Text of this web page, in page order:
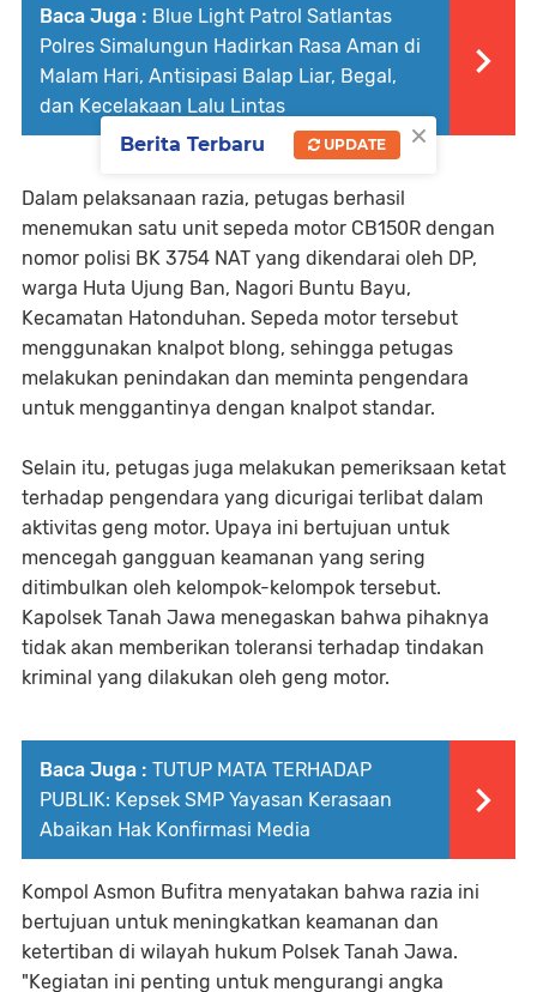
Baca Juga : Blue Light Patrol Satlantas
Polres Simalungun Hadirkan Rasa Aman di
Malam Hari, Antisipasi Balap Liar, Begal,
dan Kecelakaan Lalu Lintas
Dalam pelaksanaan razia, petugas berhasil
menemukan satu unit sepeda motor CB150R dengan
nomor polisi BK 3754 NAT yang dikendarai oleh DP,
warga Huta Ujung Ban, Nagori Buntu Bayu,
Kecamatan Hatonduhan. Sepeda motor tersebut
menggunakan knalpot blong, sehingga petugas
melakukan penindakan dan meminta pengendara
untuk menggantinya dengan knalpot standar.
Selain itu, petugas juga melakukan pemeriksaan ketat
terhadap pengendara yang dicurigai terlibat dalam
aktivitas geng motor. Upaya ini bertujuan untuk
mencegah gangguan keamanan yang sering
ditimbulkan oleh kelompok-kelompok tersebut.
Kapolsek Tanah Jawa menegaskan bahwa pihaknya
tidak akan memberikan toleransi terhadap tindakan
kriminal yang dilakukan oleh geng motor.
Baca Juga : TUTUP MATA TERHADAP
PUBLIK: Kepsek SMP Yayasan Kerasaan
Abaikan Hak Konfirmasi Media
Kompol Asmon Bufitra menyatakan bahwa razia ini
bertujuan untuk meningkatkan keamanan dan
ketertiban di wilayah hukum Polsek Tanah Jawa.
"Kegiatan ini penting untuk mengurangi angka
×
Berita Terbaru UPDATE